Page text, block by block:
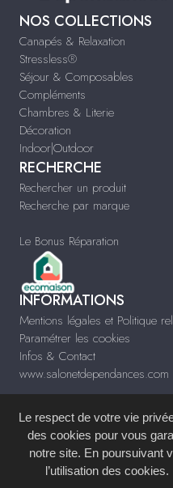
NOS COLLECTIONS
Canapés & Relaxation
Stressless®
Séjour & Composables
Compléments
Chambres & Literie
Décoration
Indoor|Outdoor
RECHERCHE
Rechercher un produit
Recherche par marque
Le Bonus Réparation
INFORMATIONS
Mentions légales et Politique
Paramétrer les cookies
Infos & Contact
www.salonetdependances.com
Site réalisé avec leSystème de
développé en
Le respect de votre vie
des cookies pour vous
notre site. En poursuivant
l’utilisation des cookies.